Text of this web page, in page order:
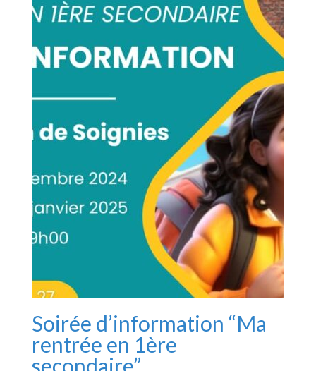
Soirée d’information “Ma
rentrée en 1ère
secondaire”